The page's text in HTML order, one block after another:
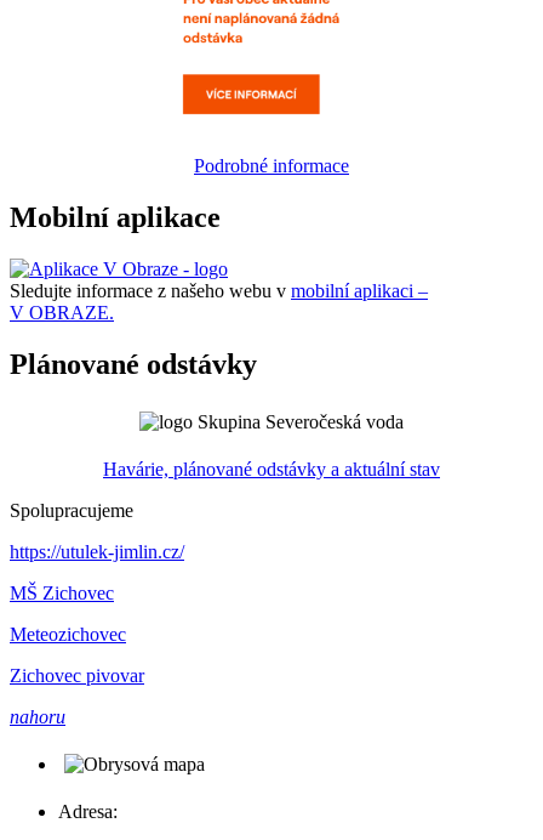
Podrobné informace
Mobilní aplikace
Sledujte informace z našeho webu v mobilní aplikaci –
V OBRAZE.
Plánované odstávky
Havárie, plánované odstávky a aktuální stav
Spolupracujeme
https://utulek-jimlin.cz/
MŠ Zichovec
Meteozichovec
Zichovec pivovar
nahoru
Adresa: